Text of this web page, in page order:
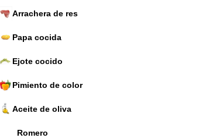
Arrachera de res
Papa cocida
Ejote cocido
Pimiento de color
Aceite de oliva
Romero